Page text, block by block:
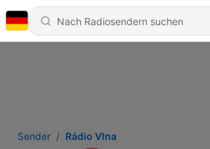
Sender Rádio Vlna